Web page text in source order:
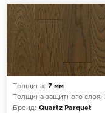
Толщина: 7 мм
Толщина защитного слоя:
Бренд: Quartz Parquet